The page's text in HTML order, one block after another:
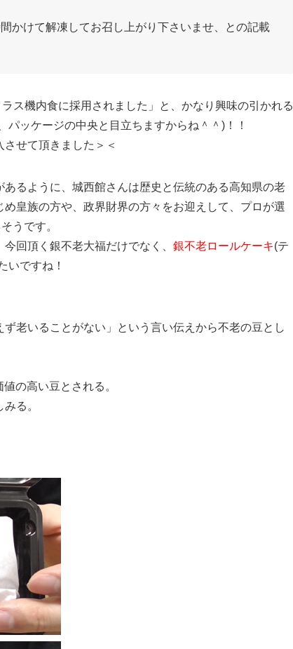
かけて解凍してお召し上がり下さいませ、との記載
ス機内食に採用されました」と、かなり興味の引かれる
ッケージの中央と目立ちますからね＾＾)！！
せて頂きました＞＜
るように、城西館さんは歴史と伝統のある高知県の老
皇族の方や、政界財界の方々をお迎えして、プロが選
うです。
回頂く銀不老大福だけでなく、 銀不老ロールケーキ(テ
いですね！
老いることがない」という言い伝えから不老の豆とし
の高い豆とされる。
る。